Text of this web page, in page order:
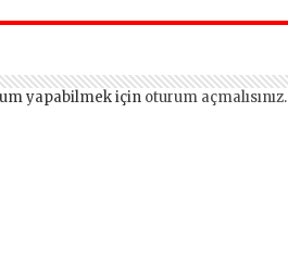
yapabilmek için oturum açmalısınız.